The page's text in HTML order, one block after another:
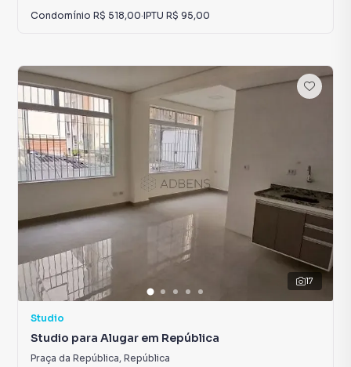
Condomínio R$ 518,00·IPTU R$ 95,00
17
Studio
Studio para Alugar em República
Praça da República, República